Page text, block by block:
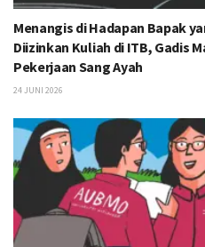
Menangis di Hadapan Bapak
Diizinkan Kuliah di ITB, Gadis
Pekerjaan Sang Ayah
24 JUNI 2026